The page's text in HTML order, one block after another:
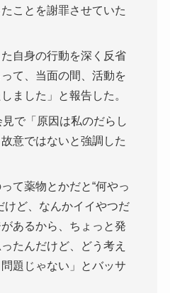
ことを謝罪させていた
自身の行動を深く反省
て、当面の間、活動を
ました」と報告した。
で「原因は私のだらし
意ではないと強調した
て薬物とかだと“何やっ
けど、なんかイイやつだ
あるから、ちょっと発
たんだけど、どう考え
題じゃない」とバッサ